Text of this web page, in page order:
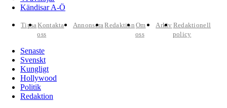
Kändisar A-Ö
TipsaKontakta
oss
AnnonseraRedaktion Om
oss
Arkiv Redaktionell
policy
Senaste
Svenskt
Kungligt
Hollywood
Politik
Redaktion